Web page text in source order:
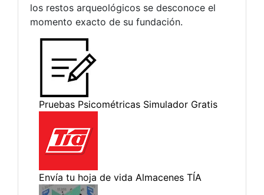
los restos arqueológicos se desconoce el
momento exacto de su fundación.